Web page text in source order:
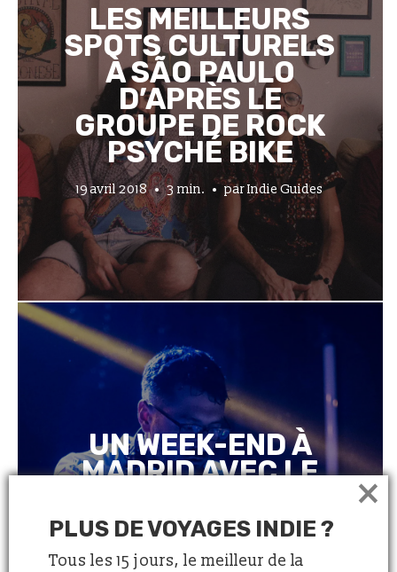
LES MEILLEURS
SPOTS CULTURELS
À SÃO PAULO
D’APRÈS LE
GROUPE DE ROCK
PSYCHÉ BIKE
19 avril 2018 3 min. parIndie Guides
UN WEEK-END À
MADRID AVEC LE
MALARIA
5 avril 2018 6 min. parIndie Guides
PLUS DE VOYAGES INDIE ?
Tous les 15 jours, le meilleur de la
×